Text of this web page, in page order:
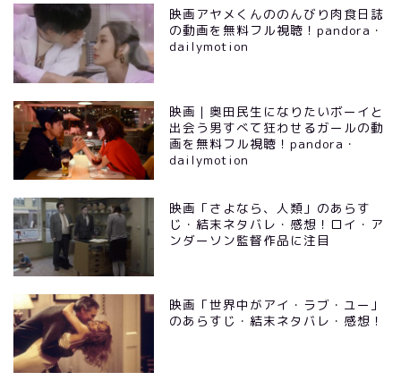
映画アヤメくんののんびり肉食日誌
の動画を無料フル視聴！pandora・
dailymotion
映画｜奥田民生になりたいボーイと
出会う男すべて狂わせるガールの動
画を無料フル視聴！pandora・
dailymotion
映画「さよなら、人類」のあらす
じ・結末ネタバレ・感想！ロイ・ア
ンダーソン監督作品に注目
映画「世界中がアイ・ラブ・ユー」
のあらすじ・結末ネタバレ・感想！